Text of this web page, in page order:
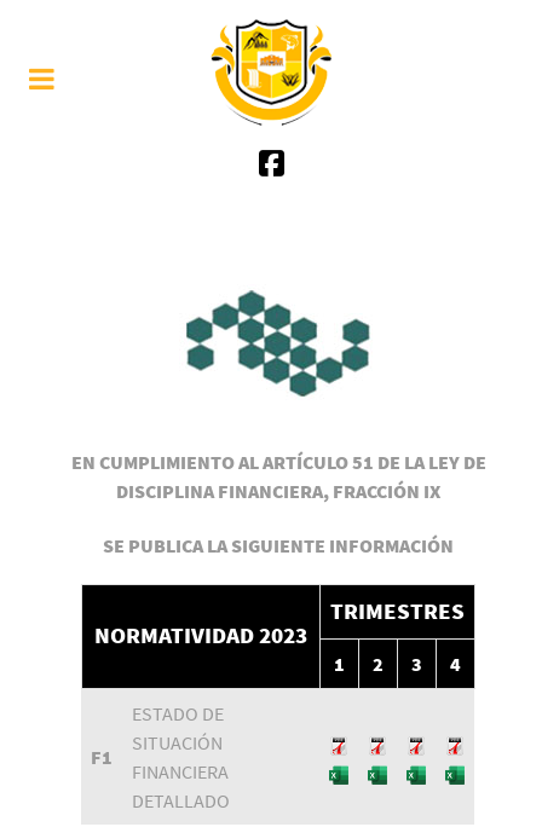
EN CUMPLIMIENTO AL ARTÍCULO 51 DE LA LEY DE
DISCIPLINA FINANCIERA, FRACCIÓN IX
SE PUBLICA LA SIGUIENTE INFORMACIÓN
NORMATIVIDAD 2023
TRIMESTRES
1 2 3 4
F1
ESTADO DE
SITUACIÓN
FINANCIERA
DETALLADO